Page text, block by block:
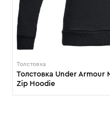
Толстовка
Толстовка Under Armour
Zip Hoodie